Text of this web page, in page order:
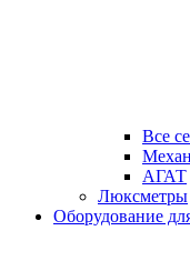
Все
АГАТ
Люксметры
Оборудование